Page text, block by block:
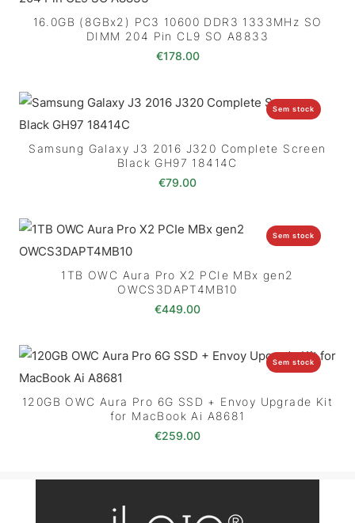
16.0GB (8GBx2) PC3 10600 DDR3 1333MHz SO
DIMM 204 Pin CL9 SO A8833
€178.00
Sem stock
Samsung Galaxy J3 2016 J320 Complete Screen
Black GH97 18414C
€79.00
Sem stock
1TB OWC Aura Pro X2 PCIe MBx gen2
OWCS3DAPT4MB10
€449.00
Sem stock
120GB OWC Aura Pro 6G SSD + Envoy Upgrade Kit
for MacBook Ai A8681
€259.00